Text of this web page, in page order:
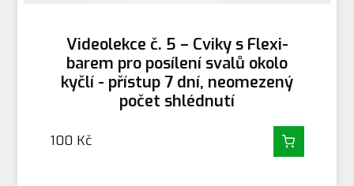
Videolekce č. 5 – Cviky s Flexi-
barem pro posílení svalů okolo
kyčlí - přístup 7 dní, neomezený
počet shlédnutí
100 Kč